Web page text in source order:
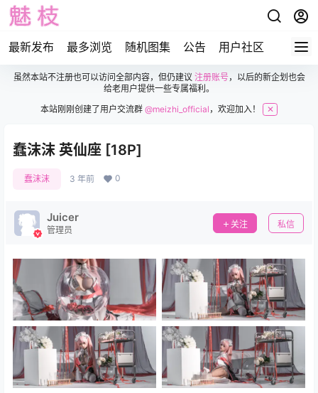
最新发布 最多浏览 随机图集 公告 用户社区
虽然本站不注册也可以访问全部内容，但仍建议 注册账号，以后的新企划也会
给老用户提供一些专属福利。
本站刚刚创建了用户交流群@meizhi_official ，欢迎加入！ ✕
蠢沫沫 英仙座 [18P]
蠢沫沫 3 年前 0
Juicer
管理员
关注 私信